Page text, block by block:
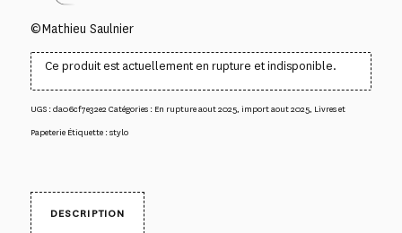
©Mathieu Saulnier
Ce produit est actuellement en rupture et indisponible.
UGS :da06cf7e32e2Catégories : En rupture aout 2025, import aout 2025, Livres et
Papeterie Étiquette :stylo
DESCRIPTION